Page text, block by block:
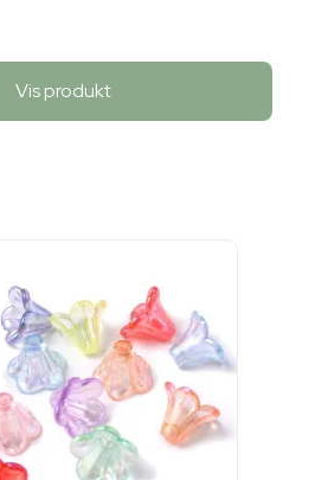
Vis produkt